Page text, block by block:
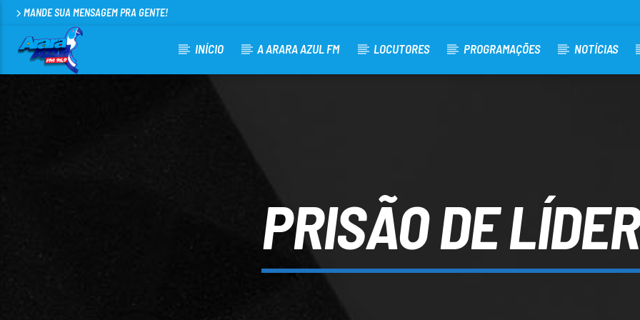
MANDE SUA MENSAGEM PRA GENTE!
INÍCIO A ARARA AZUL FM LOCUTORES PROGRAMAÇÕES NOTÍCIAS
PRISÃO DE